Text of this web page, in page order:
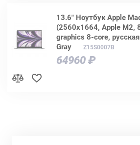
13.6" Ноутбук Apple
(2560x1664, Apple M2,
graphics 8-core,
Gray
Z15S0007B
64960 ₽